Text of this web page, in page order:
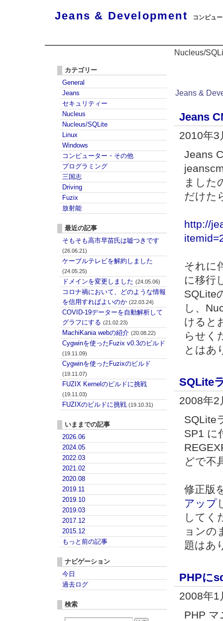
Jeans & Development コンピュ
Nucleus/
Jeans &
Jeans
2010年3
Jeans
ました
だけた
http://
それに
に移行
SQLite
し、
けると
らせく
とはあ
SQLite
2008年2
SQLite
SP1 に
どで不
修正版
アップ
してく
ョンの
題はあ
PHPに
2008年1
PHP
カテゴリー
General
Jeans
セキュリティー
Nucleus
Nucleus/SQLite
Linux
Windows
コンピューター・その他
プログラミング
三国志
Driving
Fuzix
放射能
最近の記事
そもそも高市早苗氏は嘘つきです
(26.06.21)
ケーブルテレビを解約しました
(24.05.25)
ドメインを変更しました (24.05.06)
コロナ禍において、どのような情報
を信用すればよいのか (22.03.24)
COVID-19データーを自動解析して
グラフにする (21.02.23)
MachiKania webの紹介 (20.08.22)
Cygwinを使ったFuzix v0.3のビルド
(19.11.09)
Cygwinを使ったFuzixのビルド
(19.11.07)
FUZIX Kernelのビルドに挑戦
(19.11.03)
FUZIXのビルドに挑戦 (19.10.31)
いままでの記事
2026.06
2024.05
2022.03
2021.02
2020.08
2019.11
2019.10
2019.03
2017.12
2015.12
もっと前の記事
ナビゲーション
今日
過去ログ
検索